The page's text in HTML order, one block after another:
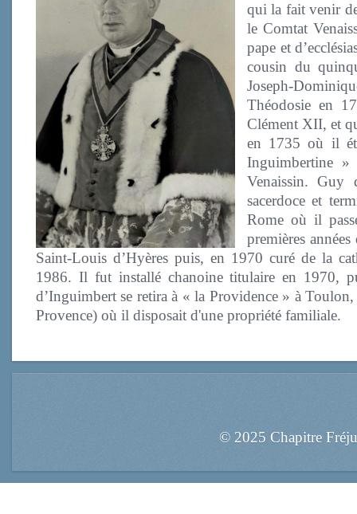
qui la fait venir
le Comtat
pape et
cousin du
Joseph-
Théodosie en
Clément XII, et
en 1735 où il
Inguimbertine
Venaissin.
sacerdoce et
Rome où il
premières
Saint-Louis d’Hyères puis, en 1970 curé de la
1986. Il fut installé chanoine titulaire en 1970,
d’Inguimbert se retira à « la Providence » à
Provence) où il disposait d'une propriété familiale.
© 2025 Chapitre